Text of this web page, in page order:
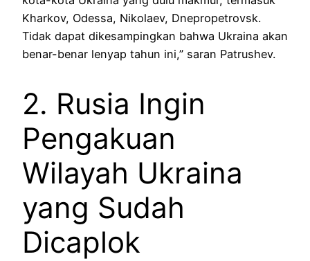
Kharkov, Odessa, Nikolaev, Dnepropetrovsk.
Tidak dapat dikesampingkan bahwa Ukraina akan
benar-benar lenyap tahun ini,” saran Patrushev.
2. Rusia Ingin
Pengakuan
Wilayah Ukraina
yang Sudah
Dicaplok